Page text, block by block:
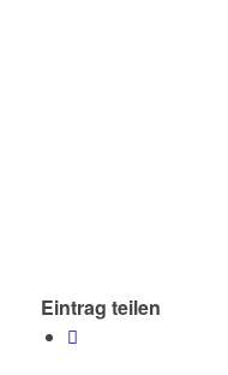
Eintrag teilen